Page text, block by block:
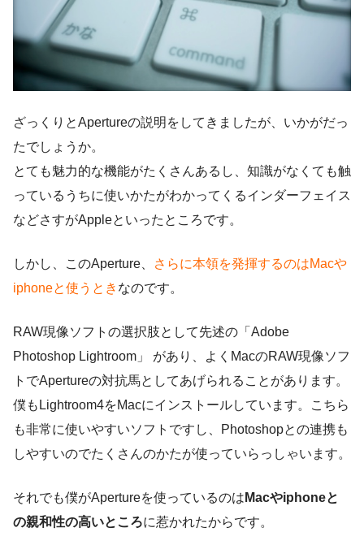
ざっくりとApertureの説明をしてきましたが、いかがだっ
たでしょうか。
とても魅力的な機能がたくさんあるし、知識がなくても触
っているうちに使いかたがわかってくるインダーフェイス
などさすがAppleといったところです。
しかし、このAperture、
さらに本領を発揮するのはMacや
iphoneと使うとき なのです。
RAW現像ソフトの選択肢として先述の「Adobe
Photoshop Lightroom」 があり、よくMacのRAW現像ソフ
トでApertureの対抗馬としてあげられることがあります。
僕もLightroom4をMacにインストールしています。こちら
も非常に使いやすいソフトですし、Photoshopとの連携も
しやすいのでたくさんのかたが使っていらっしゃいます。
それでも僕がApertureを使っているのは Macやiphoneと
の親和性の高いところに惹かれたからです。